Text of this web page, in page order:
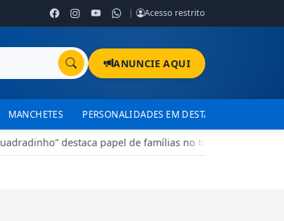
| Acesso restrito
ANUNCIE AQUI
MANCHETES PERSONALIDADES EM DESTAQUE
destaca papel de famílias no treinamento de